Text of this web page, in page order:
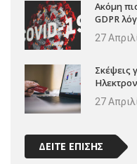
Ακόμη
GDPR
27
Σκέψεις
27
ΔΕΙΤΕ ΕΠΙΣΗΣ